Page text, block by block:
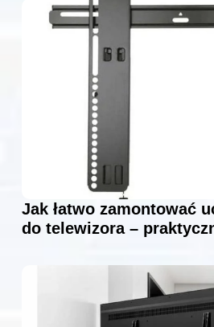
Jak łatwo zamontować
do telewizora –